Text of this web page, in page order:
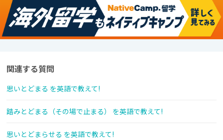
関連する質問
思いとどまる を英語で教えて!
踏みとどまる（その場で止まる） を英語で教えて!
思いとどまらせる を英語で教えて!